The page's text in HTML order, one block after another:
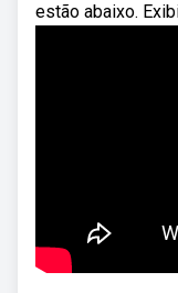
estão abaixo.